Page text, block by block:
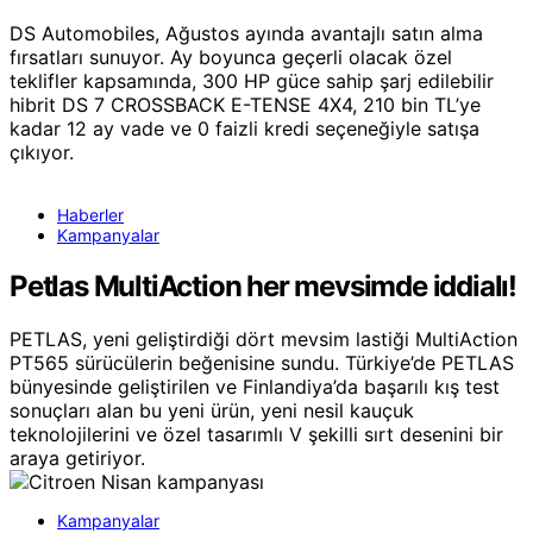
DS Automobiles, Ağustos ayında avantajlı satın alma
fırsatları sunuyor. Ay boyunca geçerli olacak özel
teklifler kapsamında, 300 HP güce sahip şarj edilebilir
hibrit DS 7 CROSSBACK E-TENSE 4X4, 210 bin TL’ye
kadar 12 ay vade ve 0 faizli kredi seçeneğiyle satışa
çıkıyor.
Haberler
Kampanyalar
Petlas MultiAction her mevsimde iddialı!
PETLAS, yeni geliştirdiği dört mevsim lastiği MultiAction
PT565 sürücülerin beğenisine sundu. Türkiye’de PETLAS
bünyesinde geliştirilen ve Finlandiya’da başarılı kış test
sonuçları alan bu yeni ürün, yeni nesil kauçuk
teknolojilerini ve özel tasarımlı V şekilli sırt desenini bir
araya getiriyor.
Kampanyalar